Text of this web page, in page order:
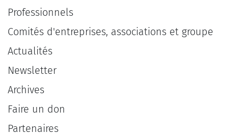
Professionnels
Comités d'entreprises, associations et groupe
Actualités
Newsletter
Archives
Faire un don
Partenaires